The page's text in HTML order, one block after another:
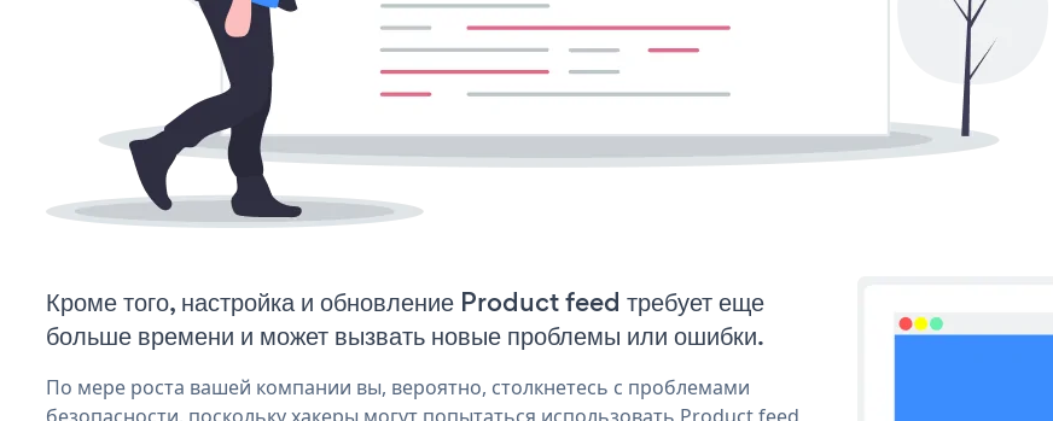
Кроме того, настройка и обновление Product feed требует еще
больше времени и может вызвать новые проблемы или ошибки.
По мере роста вашей компании вы, вероятно, столкнетесь с проблемами